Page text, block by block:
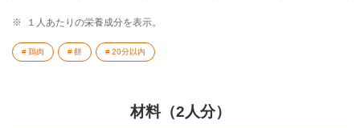
※ １人あたりの栄養成分を表示。
鶏肉 餅 20分以内
材料（2人分）